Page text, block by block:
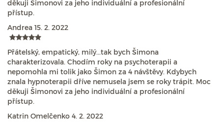
děkuji Šimonovi za jeho individuální a profesionální
přístup.
Andrea 15. 2. 2022
Přátelský, empatický, milý...tak bych Šimona
charakterizovala. Chodím roky na psychoterapii a
nepomohla mi tolik jako Šimon za 4 návštěvy. Kdybych
znala hypnoterapii dříve nemusela jsem se roky trápit. Moc
děkuji Šimonovi za jeho individuální a profesionální
přístup.
Katrin Omelčenko 4. 2. 2022